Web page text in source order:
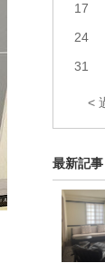
17
24
31
<
最新記事